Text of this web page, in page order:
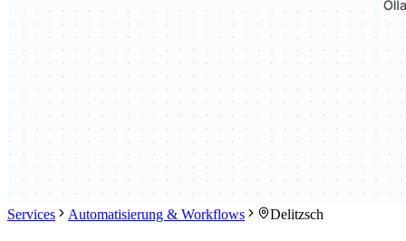
Services Automatisierung & Workflows Delitzsch